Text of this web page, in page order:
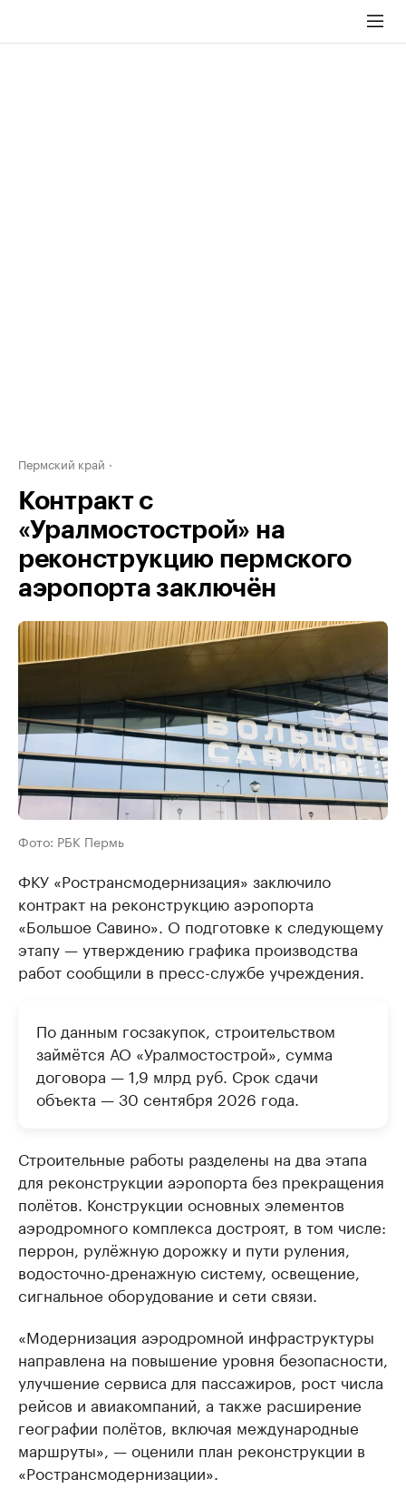
Пермский край
Контракт с
«Уралмостострой» на
реконструкцию пермского
аэропорта заключён
Фото: РБК Пермь
ФКУ «Ространсмодернизация» заключило
контракт на реконструкцию аэропорта
«Большое Савино». О подготовке к следующему
этапу — утверждению графика производства
работ сообщили в пресс-службе учреждения.
По данным госзакупок, строительством
займётся АО «Уралмостострой», сумма
договора — 1,9 млрд руб. Срок сдачи
объекта — 30 сентября 2026 года.
Строительные работы разделены на два этапа
для реконструкции аэропорта без прекращения
полётов. Конструкции основных элементов
аэродромного комплекса достроят, в том числе:
перрон, рулёжную дорожку и пути руления,
водосточно-дренажную систему, освещение,
сигнальное оборудование и сети связи.
«Модернизация аэродромной инфраструктуры
направлена на повышение уровня безопасности,
улучшение сервиса для пассажиров, рост числа
рейсов и авиакомпаний, а также расширение
географии полётов, включая международные
маршруты», — оценили план реконструкции в
«Ространсмодернизации».